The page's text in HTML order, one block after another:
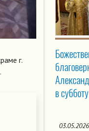
г.
в
03.05.2026